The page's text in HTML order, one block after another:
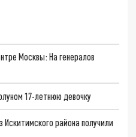
Москвы: На генералов
17-летнюю девочку
Искитимского района получили